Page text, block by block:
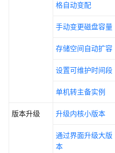
权
格自动变配
手动变更磁盘容量
存储空间自动扩容
设置可维护时间段
单机转主备实例
版本升级 升级内核小版本
通过界面升级大版
本